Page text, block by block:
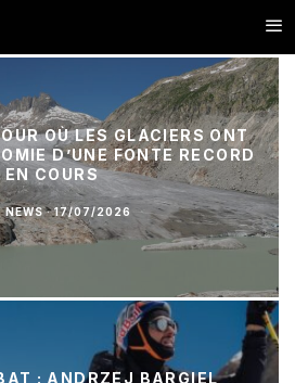
OÙ LES GLACIERS ONT
D’UNE FONTE RECORD
EN COURS
NEWS · 17/07/2026
: ANDRZEJ BARGIEL